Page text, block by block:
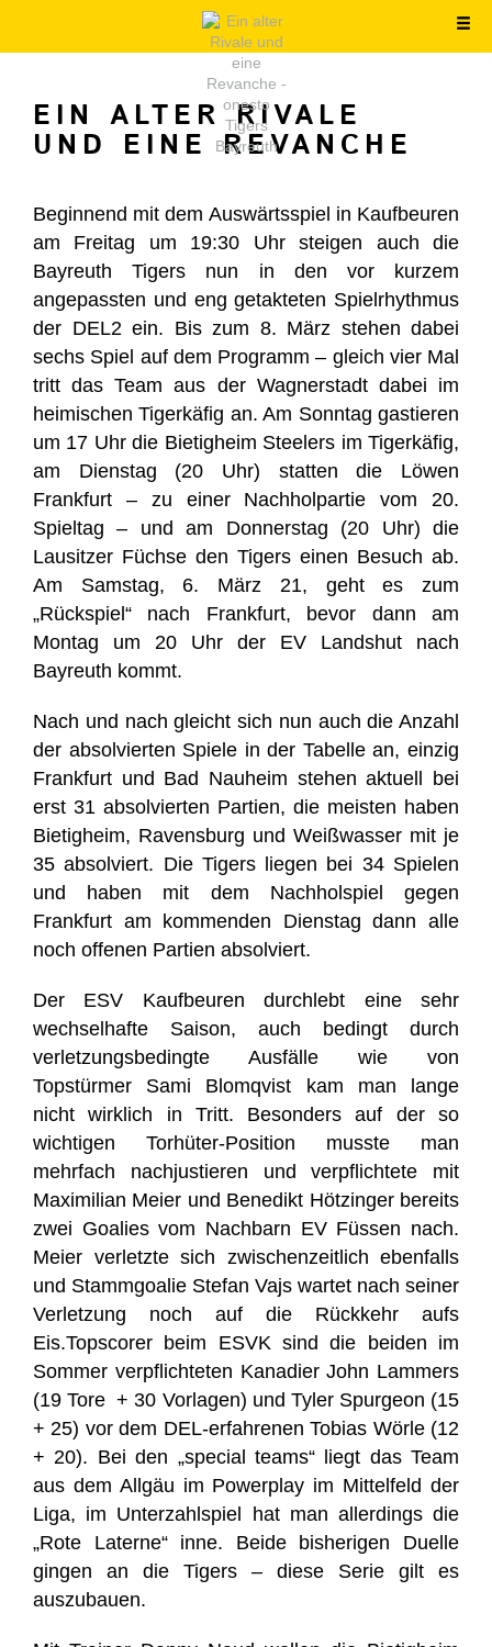
EIN ALTER RIVALE
UND EINE REVANCHE
Beginnend mit dem Auswärtsspiel in Kaufbeuren
am Freitag um 19:30 Uhr steigen auch die
Bayreuth Tigers nun in den vor kurzem
angepassten und eng getakteten Spielrhythmus
der DEL2 ein. Bis zum 8. März stehen dabei
sechs Spiel auf dem Programm – gleich vier Mal
tritt das Team aus der Wagnerstadt dabei im
heimischen Tigerkäfig an. Am Sonntag gastieren
um 17 Uhr die Bietigheim Steelers im Tigerkäfig,
am Dienstag (20 Uhr) statten die Löwen
Frankfurt – zu einer Nachholpartie vom 20.
Spieltag – und am Donnerstag (20 Uhr) die
Lausitzer Füchse den Tigers einen Besuch ab.
Am Samstag, 6. März 21, geht es zum
„Rückspiel“ nach Frankfurt, bevor dann am
Montag um 20 Uhr der EV Landshut nach
Bayreuth kommt.
Nach und nach gleicht sich nun auch die Anzahl
der absolvierten Spiele in der Tabelle an, einzig
Frankfurt und Bad Nauheim stehen aktuell bei
erst 31 absolvierten Partien, die meisten haben
Bietigheim, Ravensburg und Weißwasser mit je
35 absolviert. Die Tigers liegen bei 34 Spielen
und haben mit dem Nachholspiel gegen
Frankfurt am kommenden Dienstag dann alle
noch offenen Partien absolviert.
Der ESV Kaufbeuren durchlebt eine sehr
wechselhafte Saison, auch bedingt durch
verletzungsbedingte Ausfälle wie von
Topstürmer Sami Blomqvist kam man lange
nicht wirklich in Tritt. Besonders auf der so
wichtigen Torhüter-Position musste man
mehrfach nachjustieren und verpflichtete mit
Maximilian Meier und Benedikt Hötzinger bereits
zwei Goalies vom Nachbarn EV Füssen nach.
Meier verletzte sich zwischenzeitlich ebenfalls
und Stammgoalie Stefan Vajs wartet nach seiner
Verletzung noch auf die Rückkehr aufs
Eis.Topscorer beim ESVK sind die beiden im
Sommer verpflichteten Kanadier John Lammers
(19 Tore + 30 Vorlagen) und Tyler Spurgeon (15
+ 25) vor dem DEL-erfahrenen Tobias Wörle (12
+ 20). Bei den „special teams“ liegt das Team
aus dem Allgäu im Powerplay im Mittelfeld der
Liga, im Unterzahlspiel hat man allerdings die
„Rote Laterne“ inne. Beide bisherigen Duelle
gingen an die Tigers – diese Serie gilt es
auszubauen.